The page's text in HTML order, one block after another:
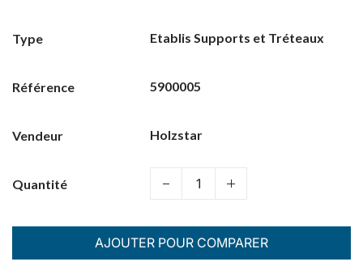
Type Etablis Supports et Tréteaux
Référence 5900005
Vendeur Holzstar
Quantité
AJOUTER POUR COMPARER